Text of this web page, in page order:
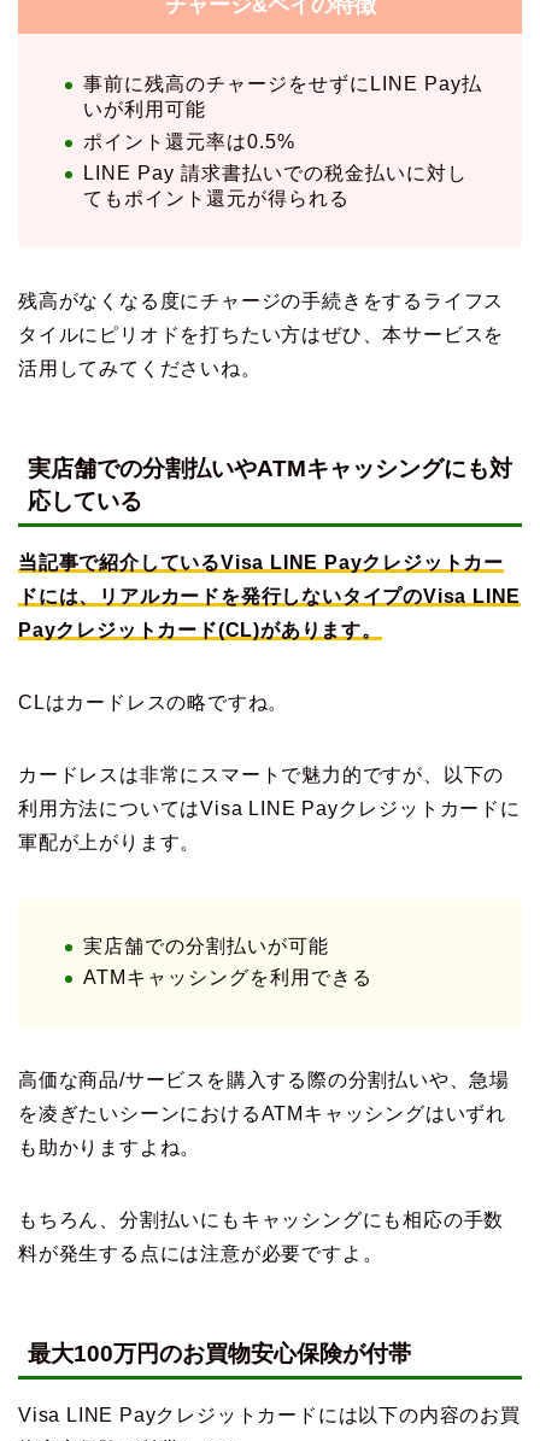
チャージ&ペイの特徴
事前に残高のチャージをせずにLINE Pay払
いが利用可能
ポイント還元率は0.5%
LINE Pay 請求書払いでの税金払いに対し
てもポイント還元が得られる
残高がなくなる度にチャージの手続きをするライフス
タイルにピリオドを打ちたい方はぜひ、本サービスを
活用してみてくださいね。
実店舗での分割払いやATMキャッシングにも対
応している
当記事で紹介しているVisa LINE Payクレジットカー
ドには、リアルカードを発行しないタイプのVisa LINE
Payクレジットカード(CL)があります。
CLはカードレスの略ですね。
カードレスは非常にスマートで魅力的ですが、以下の
利用方法についてはVisa LINE Payクレジットカードに
軍配が上がります。
実店舗での分割払いが可能
ATMキャッシングを利用できる
高価な商品/サービスを購入する際の分割払いや、急場
を凌ぎたいシーンにおけるATMキャッシングはいずれ
も助かりますよね。
もちろん、分割払いにもキャッシングにも相応の手数
料が発生する点には注意が必要ですよ。
最大100万円のお買物安心保険が付帯
Visa LINE Payクレジットカードには以下の内容のお買